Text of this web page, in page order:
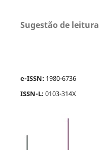
Sugestão de leitura
e-ISSN: 1980-6736
ISSN-L:0103-314X